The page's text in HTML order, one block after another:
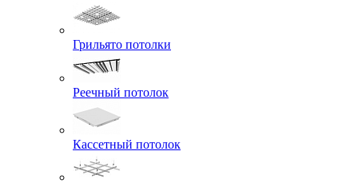
Грильято потолки
Реечный потолок
Кассетный потолок